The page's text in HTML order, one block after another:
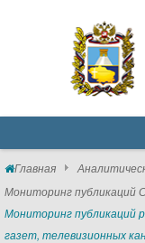
Главная
Мониторинг
Мониторинг публикаций
газет, телевизионных